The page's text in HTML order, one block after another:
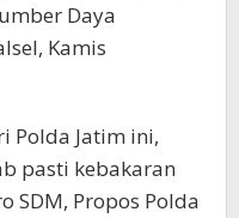
Daya
Kamis
Polda Jatim ini,
pasti kebakaran
SDM, Propos Polda